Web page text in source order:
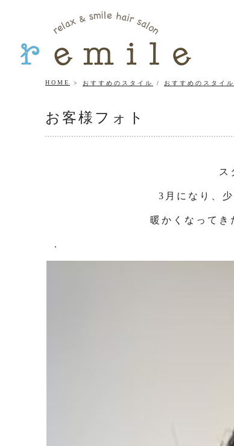
HOME おすすめのスタイル / おすすめのスタイル
お客様フォト
ス
3月になり、
暖かくなってき
.